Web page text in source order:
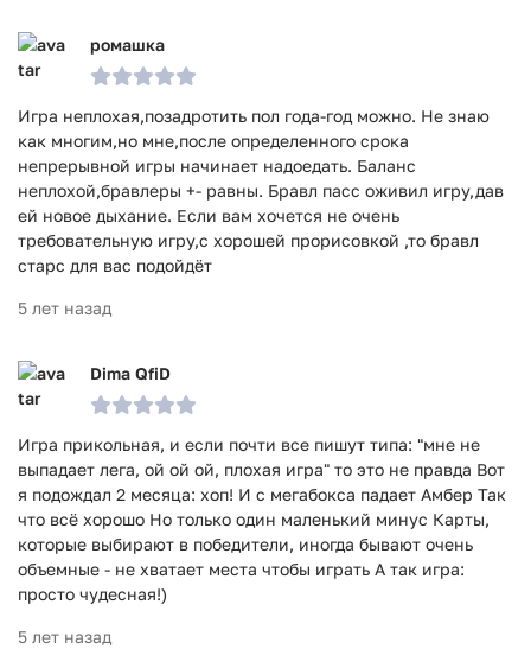
ромашка
Игра неплохая,позадротить пол года-год можно. Не знаю
как многим,но мне,после определенного срока
непрерывной игры начинает надоедать. Баланс
неплохой,бравлеры +- равны. Бравл пасс оживил игру,дав
ей новое дыхание. Если вам хочется не очень
требовательную игру,с хорошей прорисовкой ,то бравл
старс для вас подойдёт
5 лет назад
Dima QfiD
Игра прикольная, и если почти все пишут типа: "мне не
выпадает лега, ой ой ой, плохая игра" то это не правда Вот
я подождал 2 месяца: хоп! И с мегабокса падает Амбер Так
что всё хорошо Но только один маленький минус Карты,
которые выбирают в победители, иногда бывают очень
объемные - не хватает места чтобы играть А так игра:
просто чудесная!)
5 лет назад